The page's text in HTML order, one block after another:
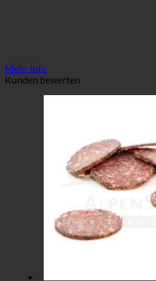
Mehr Info
Kunden bewerten